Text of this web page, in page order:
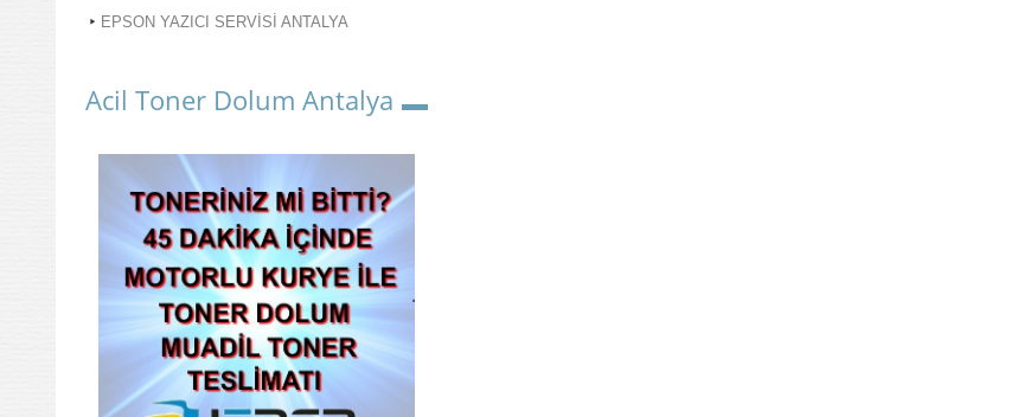
EPSON YAZICI SERVİSİ ANTALYA
Acil Toner Dolum Antalya